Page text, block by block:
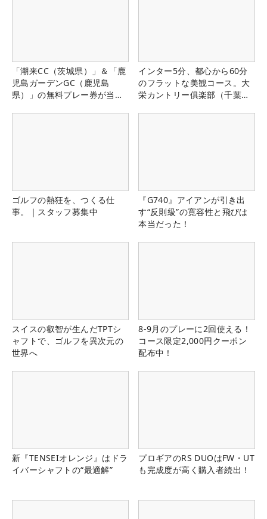
「潮来CC（茨城県）」＆「鹿
児島ガーデンGC（鹿児島
県）」の無料プレー券が当た
インター5分、都心から60分
のフラットな美観コース。大
栄カントリー俱楽部（千葉
ゴルフの熱狂を、つくる仕
事。｜スタッフ募集中
『G740』アイアンが引き出
す“反則級”の寛容性と飛びは
本当だった！
スイスの叡智が生んだTPTシ
ャフトで、ゴルフを異次元の
世界へ
8-9月のプレーに2回使える！
コース限定2,000円クーポン
配布中！
新『TENSEIオレンジ』はドラ
イバーシャフトの“最適解”
プロギアのRS DUOはFW・UT
も完成度が高く購入者続出！